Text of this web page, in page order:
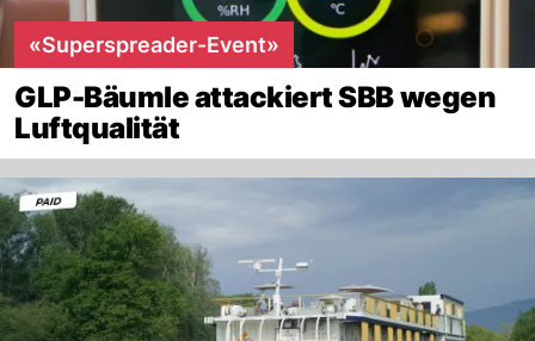
«Superspreader-Event»
GLP-Bäumle attackiert SBB wegen
Luftqualität